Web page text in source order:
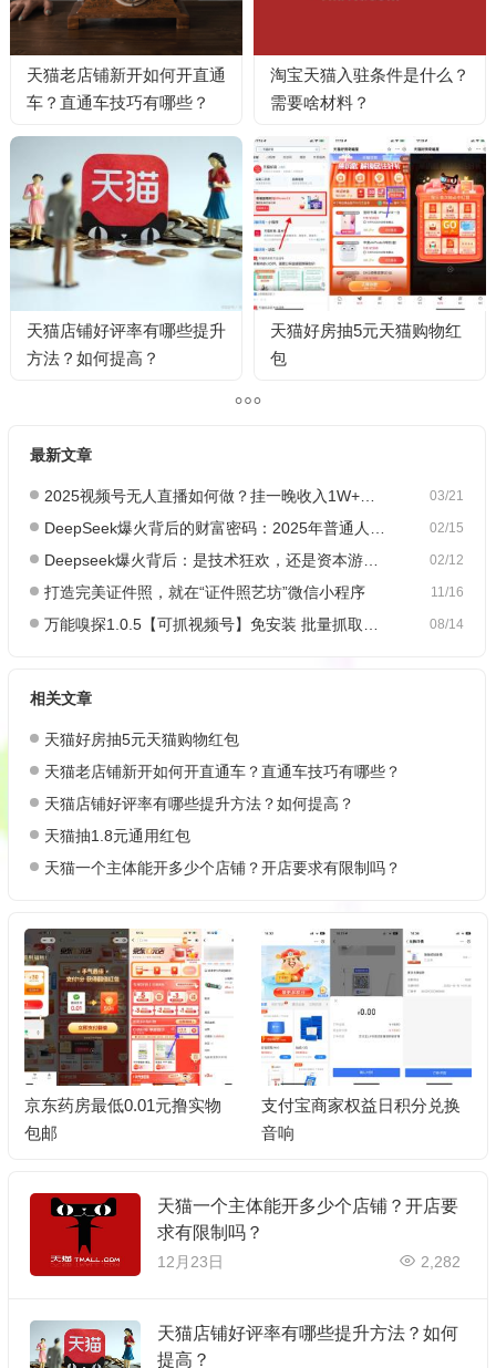
天猫老店铺新开如何开直通
车？直通车技巧有哪些？
淘宝天猫入驻条件是什么？
需要啥材料？
天猫店铺好评率有哪些提升
方法？如何提高？
天猫好房抽5元天猫购物红
包
最新文章
03/21
2025视频号无人直播如何做？挂一晚收入1W+，这份教程，小白可做~
02/15
DeepSeek爆火背后的财富密码：2025年普通人如何抓住AI创业风口？
02/12
Deepseek爆火背后：是技术狂欢，还是资本游戏？
11/16
打造完美证件照，就在“证件照艺坊”微信小程序
08/14
万能嗅探1.0.5【可抓视频号】免安装 批量抓取媒体文件
相关文章
天猫好房抽5元天猫购物红包
天猫老店铺新开如何开直通车？直通车技巧有哪些？
天猫店铺好评率有哪些提升方法？如何提高？
天猫抽1.8元通用红包
天猫一个主体能开多少个店铺？开店要求有限制吗？
京东药房最低0.01元撸实物
包邮
支付宝商家权益日积分兑换
音响
天猫一个主体能开多少个店铺？开店要
求有限制吗？
12月23日 2,282
天猫店铺好评率有哪些提升方法？如何
提高？